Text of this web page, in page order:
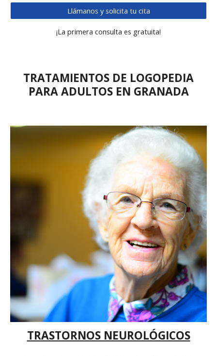
Llámanos y solicita tu cita
¡La primera consulta es gratuita!
TRATAMIENTOS DE LOGOPEDIA
PARA ADULTOS EN GRANADA
TRASTORNOS NEUROLÓGICOS